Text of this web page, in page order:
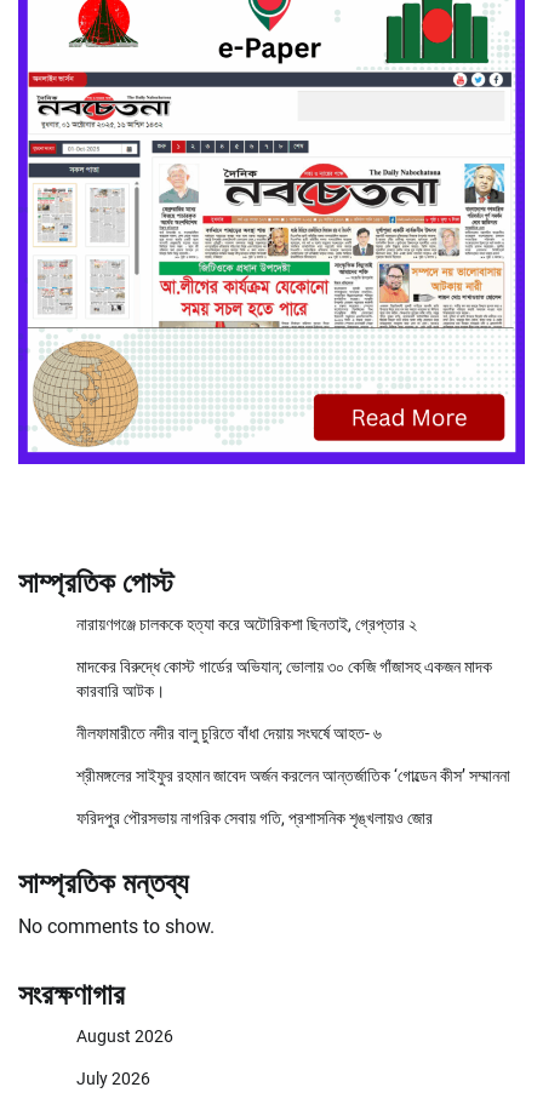
সাম্প্রতিক পোস্ট
নারায়ণগঞ্জে চালককে হত্যা করে অটোরিকশা ছিনতাই, গ্রেপ্তার ২
মাদকের বিরুদ্ধে কোস্ট গার্ডের অভিযান; ভোলায় ৩০ কেজি গাঁজাসহ একজন মাদক
কারবারি আটক।
নীলফামারীতে নদীর বালু চুরিতে বাঁধা দেয়ায় সংঘর্ষে আহত- ৬
শ্রীমঙ্গলের সাইফুর রহমান জাবেদ অর্জন করলেন আন্তর্জাতিক ‘গোল্ডেন কীস’ সম্মাননা
ফরিদপুর পৌরসভায় নাগরিক সেবায় গতি, প্রশাসনিক শৃঙ্খলায়ও জোর
সাম্প্রতিক মন্তব্য
No comments to show.
সংরক্ষণাগার
August 2026
July 2026